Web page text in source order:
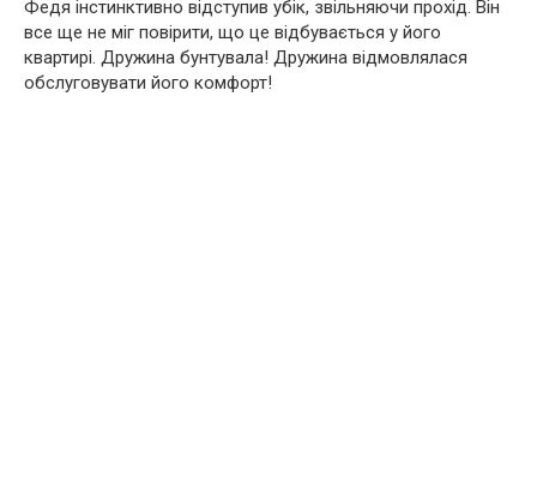
Федя інстинктивно відступив убік, звільняючи прохід. Він
все ще не міг повірити, що це відбувається у його
квартирі. Дружина бунтувала! Дружина відмовлялася
обслуговувати його комфорт!